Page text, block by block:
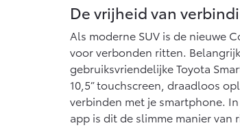
De vrijheid van
Als moderne SUV is de nieuwe
voor verbonden ritten.
gebruiksvriendelijke Toyota
10,5” touchscreen, draadloos
verbinden met je smartphone.
app is dit de slimme manier van